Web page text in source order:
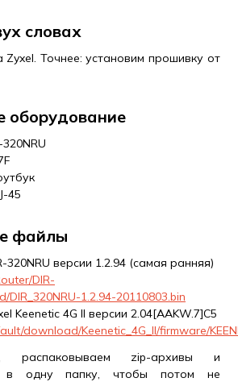
словах
Zyxel. Точнее: установим прошивку от
оборудование
45
файлы
версии 1.2.94 (самая ранняя)
DIR-
DIR_320NRU-1.2.94-20110803.bin
Keenetic 4G II версии 2.04[AAKW.7]C5
download/Keenetic_4G_II/firmware/
распаковываем zip-архивы и
в одну папку, чтобы потом не